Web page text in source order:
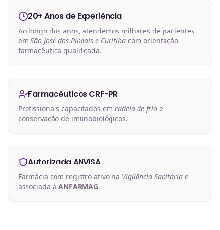
20+ Anos de Experiência
Ao longo dos anos, atendemos milhares de pacientes
em São José dos Pinhais e Curitiba com orientação
farmacêutica qualificada.
Farmacêuticos CRF-PR
Profissionais capacitados em cadeia de frio e
conservação de imunobiológicos.
Autorizada ANVISA
Farmácia com registro ativo na Vigilância Sanitária e
associada à ANFARMAG.